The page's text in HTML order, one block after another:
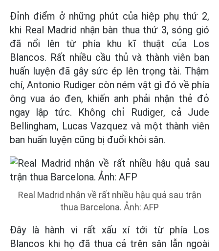
Đỉnh điểm ở những phút của hiệp phụ thứ 2,
khi Real Madrid nhận bàn thua thứ 3, sóng gió
đã nổi lên từ phía khu kĩ thuật của Los
Blancos. Rất nhiều cầu thủ và thành viên ban
huấn luyện đã gây sức ép lên trọng tài. Thậm
chí, Antonio Rudiger còn ném vật gì đó về phía
ông vua áo đen, khiến anh phải nhận thẻ đỏ
ngay lập tức. Không chỉ Rudiger, cả Jude
Bellingham, Lucas Vazquez và một thành viên
ban huấn luyện cũng bị đuổi khỏi sân.
Real Madrid nhận về rất nhiều hậu quả sau trận
thua Barcelona. Ảnh: AFP
Đây là hành vi rất xấu xí tới từ phía Los
Blancos khi họ đã thua cả trên sân lẫn ngoài